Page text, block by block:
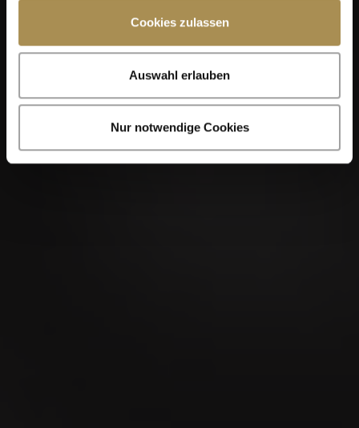
Cookies zulassen
Auswahl erlauben
Nur notwendige Cookies